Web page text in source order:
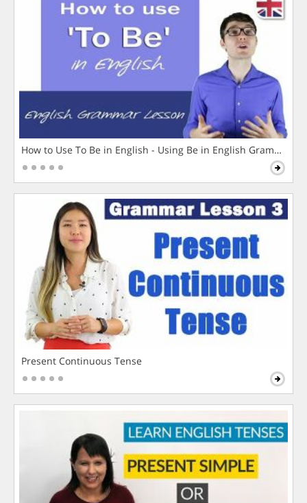
How to Use To Be in English - Using Be in English Grammar
Present Continuous Tense